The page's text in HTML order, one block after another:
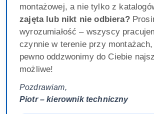
montażowej, a nie tylko z
zajęta lub nikt nie odbiera?
wyrozumiałość – wszyscy
czynnie w terenie przy
pewno oddzwonimy do Ciebie
możliwe!
Pozdrawiam,
Piotr – kierownik techniczny